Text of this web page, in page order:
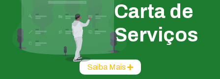
Carta de
Serviços
Saiba Mais